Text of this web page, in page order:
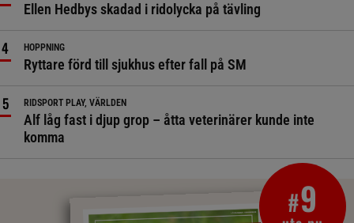
Ellen Hedbys skadad i ridolycka på tävling
HOPPNING
Ryttare förd till sjukhus efter fall på SM
RIDSPORT PLAY, VÄRLDEN
Alf låg fast i djup grop – åtta veterinärer kunde inte
komma
#9